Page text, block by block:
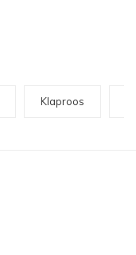
Klaproos